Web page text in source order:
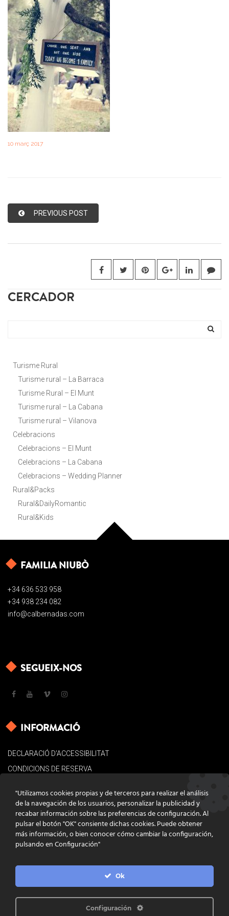
10 març 2017
PREVIOUS POST
CERCADOR
Turisme Rural
Turisme rural – La Barraca
Turisme Rural – El Munt
Turisme rural – La Cabana
Turisme rural – Vilanova
Celebracions
Celebracions – El Munt
Celebracions – La Cabana
Celebracions – Wedding Planner
Rural&Packs
Rural&DailyRomantic
Rural&Kids
FAMILIA NIUBÒ
+34 636 533 958
+34 938 234 082
info@calbernadas.com
SEGUEIX-NOS
INFORMACIÓ
DECLARACIÓ D’ACCESSIBILITAT
CONDICIONS DE RESERVA
POLÍTICA DE COOKIES
CONTACTE
PROGRAMACIÓ INFOACTIVA'T
"Utilizamos cookies propias y de terceros para realizar el análisis
de la navegación de los usuarios, personalizar la publicidad y
recabar información sobre las preferencias de configuración. Al
pulsar el botón "OK" consiente dichas cookies. Puede obtener
más información, o bien conocer cómo cambiar la configuración,
pulsando en Configuración"
Ok
Configuración